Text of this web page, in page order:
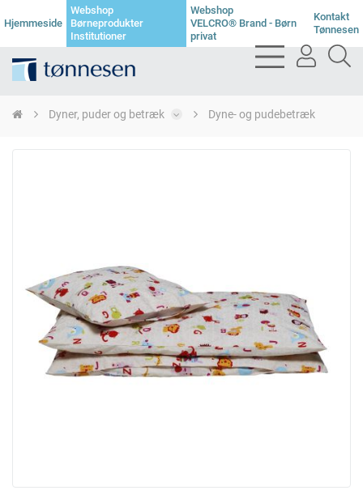
Hjemmeside
Webshop
Børneprodukter
Institutioner
Webshop
VELCRO® Brand - Børn
privat
Kontakt
Tønnesen
bars
light
user
Dyner, puder og betræk Dyne- og pudebetræk